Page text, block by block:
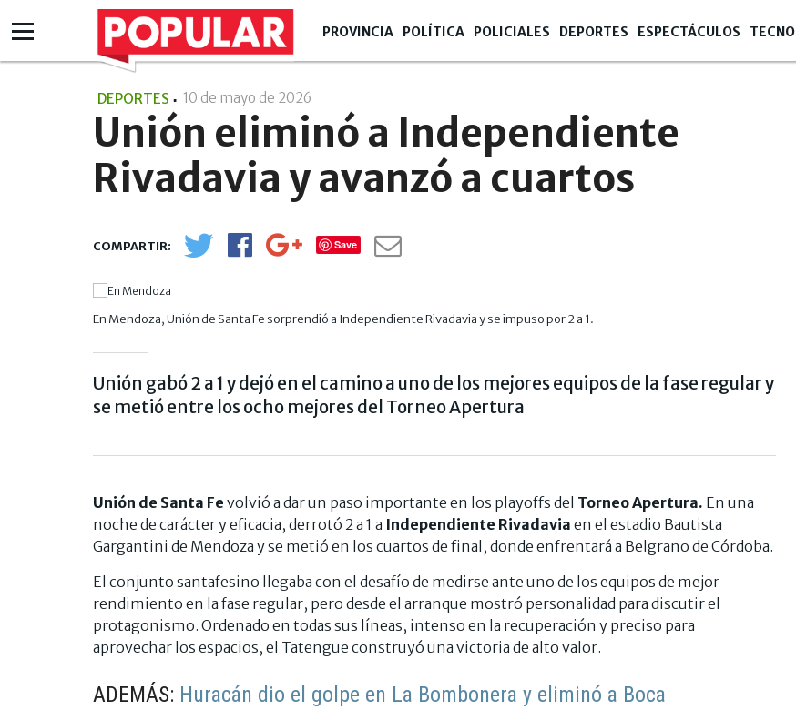
PROVINCIA POLÍTICA POLICIALES DEPORTES ESPECTÁCULOS TECNO
DEPORTES 10 de mayo de 2026
Unión eliminó a Independiente
Rivadavia y avanzó a cuartos
Save
En Mendoza, Unión de Santa Fe sorprendió a Independiente Rivadavia y se impuso por 2 a 1.
Unión gabó 2 a 1 y dejó en el camino a uno de los mejores equipos de la fase regular y
se metió entre los ocho mejores del Torneo Apertura
Unión de Santa Fe volvió a dar un paso importante en los playoffs del Torneo Apertura. En una
noche de carácter y eficacia, derrotó 2 a 1 a Independiente Rivadavia en el estadio Bautista
Gargantini de Mendoza y se metió en los cuartos de final, donde enfrentará a Belgrano de Córdoba.
El conjunto santafesino llegaba con el desafío de medirse ante uno de los equipos de mejor
rendimiento en la fase regular, pero desde el arranque mostró personalidad para discutir el
protagonismo. Ordenado en todas sus líneas, intenso en la recuperación y preciso para
aprovechar los espacios, el Tatengue construyó una victoria de alto valor.
ADEMÁS: Huracán dio el golpe en La Bombonera y eliminó a Boca